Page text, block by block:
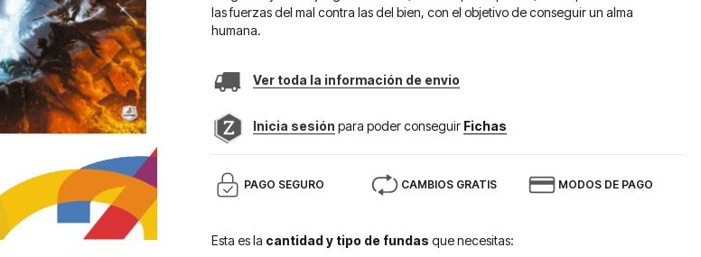
las fuerzas del mal contra las del bien, con el objetivo de conseguir un alma
humana.
Ver toda la información de envio
Inicia sesión para poder conseguir Fichas
PAGO SEGURO CAMBIOS GRATIS MODOS DE PAGO
Esta es la cantidad y tipo de fundas que necesitas: